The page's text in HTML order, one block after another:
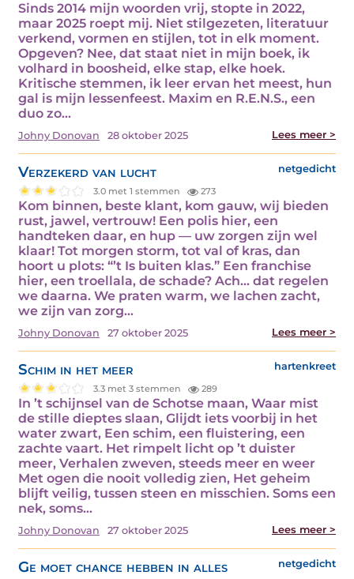
Sinds 2014 mijn woorden vrij, stopte in 2022,
maar 2025 roept mij. Niet stilgezeten, literatuur
verkend, vormen en stijlen, tot in elk moment.
Opgeven? Nee, dat staat niet in mijn boek, ik
volhard in boosheid, elke stap, elke hoek.
Kritische stemmen, ik leer ervan het meest, hun
gal is mijn lessenfeest. Maxim en R.E.N.S., een
duo zo…
Johny Donovan 28 oktober 2025 Lees meer >
Verzekerd van lucht netgedicht
3.0 met 1 stemmen 273
Kom binnen, beste klant, kom gauw, wij bieden
rust, jawel, vertrouw! Een polis hier, een
handteken daar, en hup — uw zorgen zijn wel
klaar! Tot morgen storm, tot val of kras, dan
hoort u plots: “’t Is buiten klas.” Een franchise
hier, een troellala, de schade? Ach… dat regelen
we daarna. We praten warm, we lachen zacht,
we zijn van zorg…
Johny Donovan 27 oktober 2025 Lees meer >
Schim in het meer hartenkreet
3.3 met 3 stemmen 289
In ’t schijnsel van de Schotse maan, Waar mist
de stille dieptes slaan, Glijdt iets voorbij in het
water zwart, Een schim, een fluistering, een
zachte vaart. Het rimpelt licht op ’t duister
meer, Verhalen zweven, steeds meer en weer
Met ogen die nooit volledig zien, Het geheim
blijft veilig, tussen steen en misschien. Soms een
nek, soms…
Johny Donovan 27 oktober 2025 Lees meer >
Ge moet chance hebben in alles netgedicht